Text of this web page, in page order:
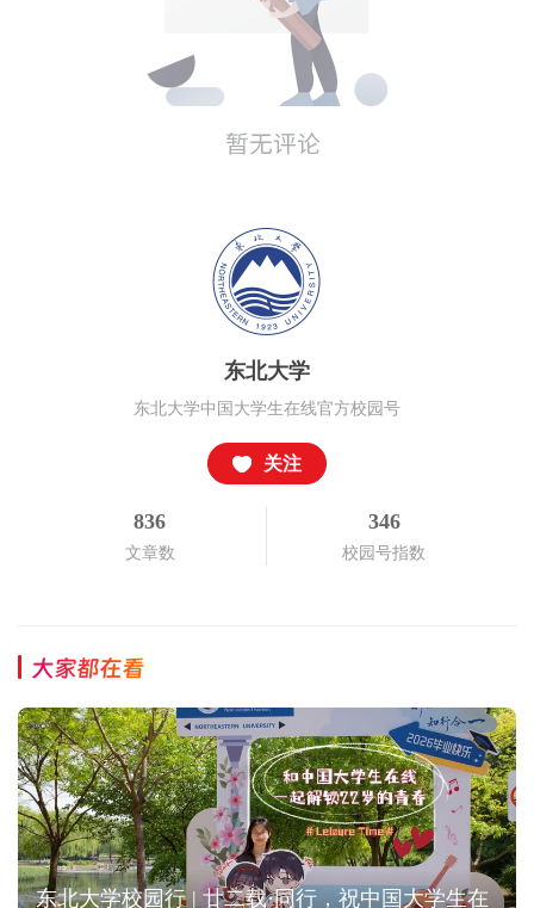
东北大学
东北大学中国大学生在线官方校园号
关注
836
文章数
346
校园号指数
大家都在看
东北大学校园行 | 廿二载·同行，祝中国大学生在